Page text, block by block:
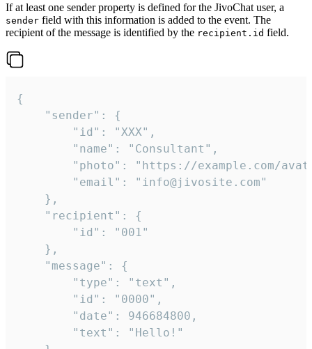
If at least one sender property is defined for the JivoChat user, a
sender field with this information is added to the event. The
recipient of the message is identified by the recipient.id field.
{